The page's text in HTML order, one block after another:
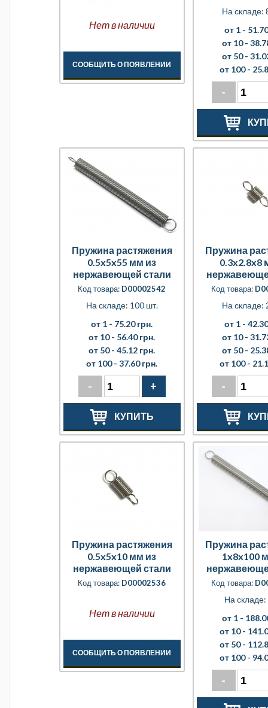
Нет в наличии
СООБЩИТЬ О ПОЯВЛЕНИИ
На складе:
от 1 -
от 10 -
от 50 -
от 100 -
-
Пружина растяжения
0.5x5x55 мм из
нержавеющей стали
Код товара: D00002542
На складе: 100 шт.
от 1 - 75.20 грн.
от 10 - 56.40 грн.
от 50 - 45.12 грн.
от 100 - 37.60 грн.
- +
КУПИТЬ
Пружина
0.3x2.8x8
Код товара:
На складе:
от 1 -
от 10 -
от 50 -
от 100 -
-
Пружина растяжения
0.5x5x10 мм из
нержавеющей стали
Код товара: D00002536
Нет в наличии
СООБЩИТЬ О ПОЯВЛЕНИИ
Пружина
1x8x100
Код товара:
На складе:
от 1 -
от 10 -
от 50 -
от 100 -
-